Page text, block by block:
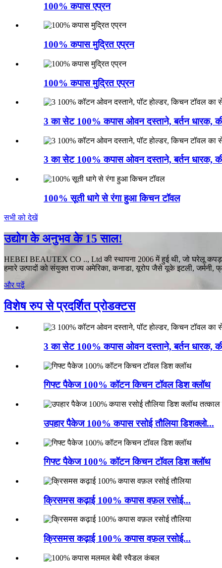
100% कपास एप्रन
100% कपास मुद्रित एप्रन
100% कपास मुद्रित एप्रन
3 का सेट 100% कपास ओवन दस्ताने, बर्तन धारक,
3 का सेट 100% कपास ओवन दस्ताने, बर्तन धारक,
100% सूती धागे से रंगा हुआ किचन टॉवल
सभी को देखें
उद्योग के अनुभव के 15 साल!
HEBEI BEAUTEX CO .., Ltd की स्थापना 2006 में हुई थी, जो घरेलू
हमारे उत्पादों को संयुक्त राज्य अमेरिका, कनाडा, यूरोप जैसे यूके इटली,
और पढ़ें
विशेष रुप से प्रदर्शित प्रोडक्टस
3 का सेट 100% कपास ओवन दस्ताने, बर्तन धारक,
गिफ्ट पैकेज 100% कॉटन किचन टॉवल डिश क्लॉथ
उपहार पैकेज 100% कपास रसोई तौलिया डिशक्लो...
गिफ्ट पैकेज 100% कॉटन किचन टॉवल डिश क्लॉथ
क्रिसमस कढ़ाई 100% कपास वफ़ल रसोई...
क्रिसमस कढ़ाई 100% कपास वफ़ल रसोई...